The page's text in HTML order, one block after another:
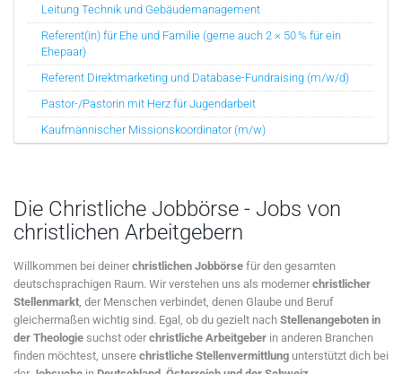
Leitung Technik und Gebäudemanagement
Referent(in) für Ehe und Familie (gerne auch 2 × 50 % für ein
Ehepaar)
Referent Direktmarketing und Database-Fundraising (m/w/d)
Pastor-/Pastorin mit Herz für Jugendarbeit
Kaufmännischer Missionskoordinator (m/w)
Die Christliche Jobbörse - Jobs von
christlichen Arbeitgebern
Willkommen bei deinerchristlichen Jobbörse für den gesamten
deutschsprachigen Raum. Wir verstehen uns als modernerchristlicher
Stellenmarkt , der Menschen verbindet, denen Glaube und Beruf
gleichermaßen wichtig sind. Egal, ob du gezielt nach Stellenangeboten in
der Theologie suchst oderchristliche Arbeitgeber in anderen Branchen
finden möchtest, unsere christliche Stellenvermittlung unterstützt dich bei